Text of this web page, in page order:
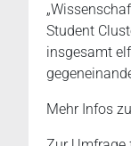
Student
insgesamt
Mehr Infos